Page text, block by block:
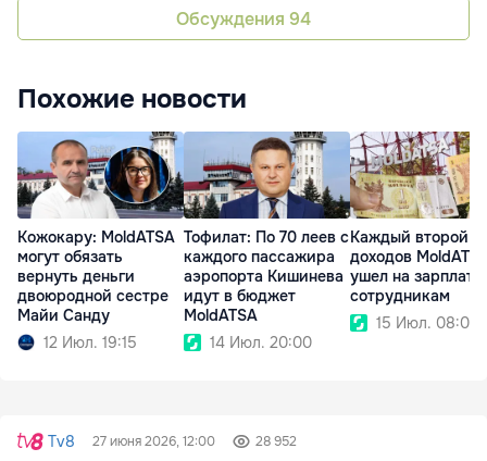
Обсуждения 94
Похожие новости
Кожокару: MoldATSA
могут обязать
вернуть деньги
двоюродной сестре
Майи Санду
12 Июл. 19:15
Тофилат: По 70 леев с
каждого пассажира
аэропорта Кишинева
идут в бюджет
MoldATSA
14 Июл. 20:00
Каждый второй
доходов
ушел на зарплаты
сотрудникам
15 Июл. 08:02
Tv8 27 июня 2026, 12:00 28 952